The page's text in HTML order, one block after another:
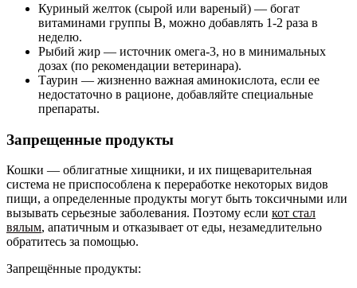
Куриный желток (сырой или вареный) — богат
витаминами группы B, можно добавлять 1-2 раза в
неделю.
Рыбий жир — источник омега-3, но в минимальных
дозах (по рекомендации ветеринара).
Таурин — жизненно важная аминокислота, если ее
недостаточно в рационе, добавляйте специальные
препараты.
Запрещенные продукты
Кошки — облигатные хищники, и их пищеварительная
система не приспособлена к переработке некоторых видов
пищи, а определенные продукты могут быть токсичными или
вызывать серьезные заболевания. Поэтому если кот стал
вялым, апатичным и отказывает от еды, незамедлительно
обратитесь за помощью.
Запрещённые продукты: